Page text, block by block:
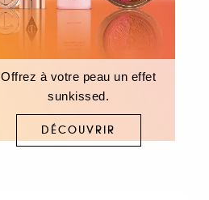
Offrez à votre peau un effet
sunkissed.
DÉCOUVRIR